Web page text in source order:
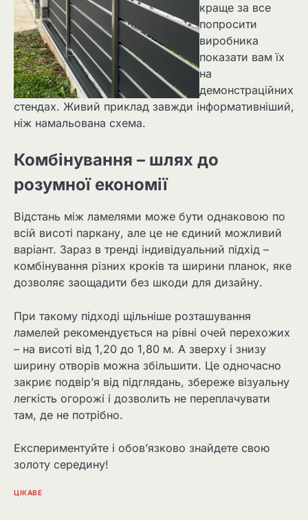
краще за все
попросити
виробника
показати вам їх
на
демонстраційних
стендах. Живий приклад завжди інформативніший,
ніж намальована схема.
Комбінування – шлях до
розумної економії
Відстань між ламелями може бути однаковою по
всій висоті паркану, але це не єдиний можливий
варіант. Зараз в тренді індивідуальний підхід –
комбінування різних кроків та ширини планок, яке
дозволяє заощадити без шкоди для дизайну.
При такому підході щільніше розташування
ламелей рекомендується на рівні очей перехожих
– на висоті від 1,20 до 1,80 м. А зверху і знизу
ширину отворів можна збільшити. Це одночасно
закриє подвір’я від підглядань, збереже візуальну
легкість огорожі і дозволить не переплачувати
там, де не потрібно.
Експериментуйте і обов’язково знайдете свою
золоту середину!
ЦІКАВЕ